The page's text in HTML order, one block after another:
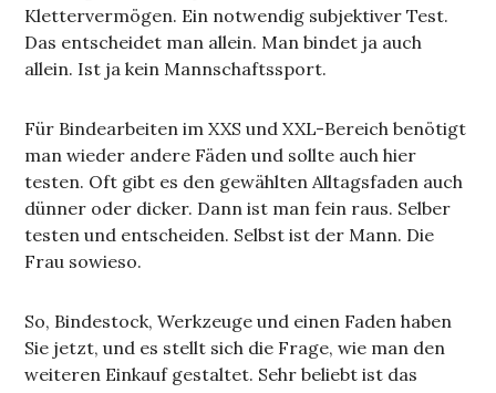
Klettervermögen. Ein notwendig subjektiver Test.
Das entscheidet man allein. Man bindet ja auch
allein. Ist ja kein Mannschaftssport.
Für Bindearbeiten im XXS und XXL-Bereich benötigt
man wieder andere Fäden und sollte auch hier
testen. Oft gibt es den gewählten Alltagsfaden auch
dünner oder dicker. Dann ist man fein raus. Selber
testen und entscheiden. Selbst ist der Mann. Die
Frau sowieso.
So, Bindestock, Werkzeuge und einen Faden haben
Sie jetzt, und es stellt sich die Frage, wie man den
weiteren Einkauf gestaltet. Sehr beliebt ist das